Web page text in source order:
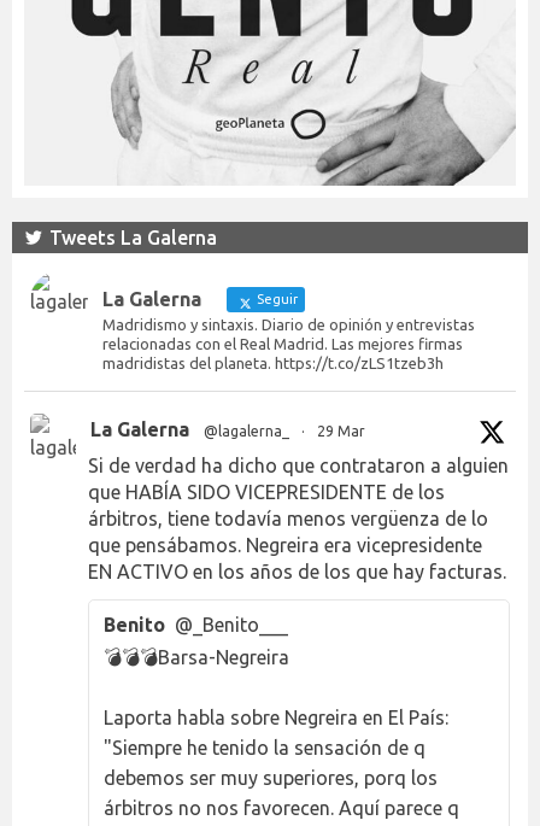
Tweets La Galerna
La Galerna Seguir
Madridismo y sintaxis. Diario de opinión y entrevistas
relacionadas con el Real Madrid. Las mejores firmas
madridistas del planeta. https://t.co/zLS1tzeb3h
La Galerna @lagalerna_ · 29 Mar
Si de verdad ha dicho que contrataron a alguien
que HABÍA SIDO VICEPRESIDENTE de los
árbitros, tiene todavía menos vergüenza de lo
que pensábamos. Negreira era vicepresidente
EN ACTIVO en los años de los que hay facturas.
Benito @_Benito___
💣💣💣Barsa-Negreira
Laporta habla sobre Negreira en El País:
"Siempre he tenido la sensación de q
debemos ser muy superiores, porq los
árbitros no nos favorecen. Aquí parece q